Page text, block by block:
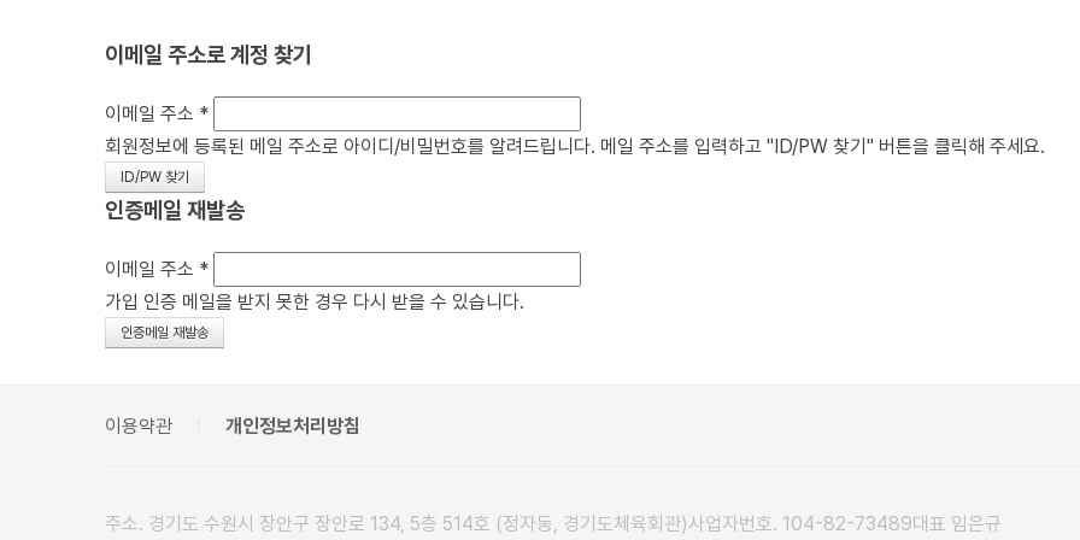
이메일 주소로 계정 찾기
이메일 주소 *
회원정보에 등록된 메일 주소로 아이디/비밀번호를 알려드립니다. 메일 주소를 입력하고 "ID/PW 찾기" 버튼을 클릭해 주세요.
인증메일 재발송
이메일 주소 *
가입 인증 메일을 받지 못한 경우 다시 받을 수 있습니다.
이용약관 개인정보처리방침
주소. 경기도 수원시 장안구 장안로 134, 5층 514호 (정자동, 경기도체육회관)사업자번호. 104-82-73489대표 임은규